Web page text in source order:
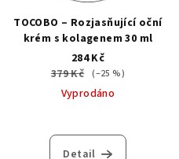
TOCOBO – Rozjasňující oční
krém s kolagenem 30 ml
284 Kč
379 Kč (–25 %)
Vyprodáno
Detail